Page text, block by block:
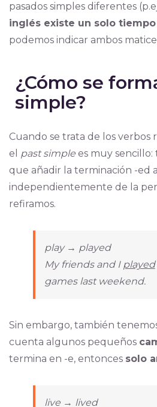
pasados simples diferentes
inglés existe un solo
podemos indicar ambos
¿Cómo se
simple?
Cuando se trata de los verbos
el past simplees muy sencillo:
que añadir la terminación -ed
independientemente de la
refiramos.
play → played
My friends and I played
games last weekend.
Sin embargo, también
cuenta algunos pequeños
termina en -e, entonces solo
live → lived